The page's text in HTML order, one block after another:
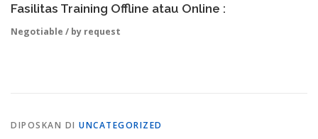
Fasilitas Training Offline atau Online :
Negotiable / by request
DIPOSKAN DI UNCATEGORIZED